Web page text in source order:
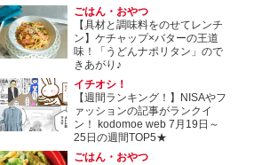
ごはん・おやつ
【具材と調味料をのせてレンチ
ン】ケチャップ×バターの王道
味！「うどんナポリタン」ので
きあがり♪
イチオシ！
【週間ランキング！】NISAやフ
ァッションの記事がランクイ
ン！ kodomoe web 7月19日～
25日の週間TOP5★
ごはん・おやつ